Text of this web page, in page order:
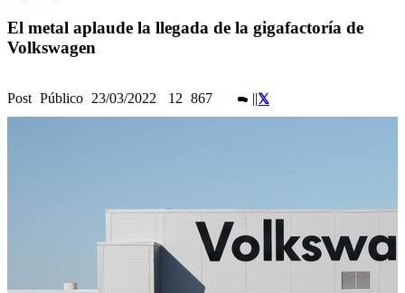
El metal aplaude la llegada de la gigafactoría de
Volkswagen
Post Público 23/03/2022 12 867 ||